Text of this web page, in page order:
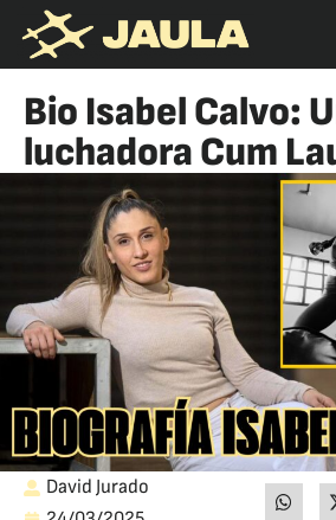
Bio Isabel Calvo:
luchadora Cum
David Jurado